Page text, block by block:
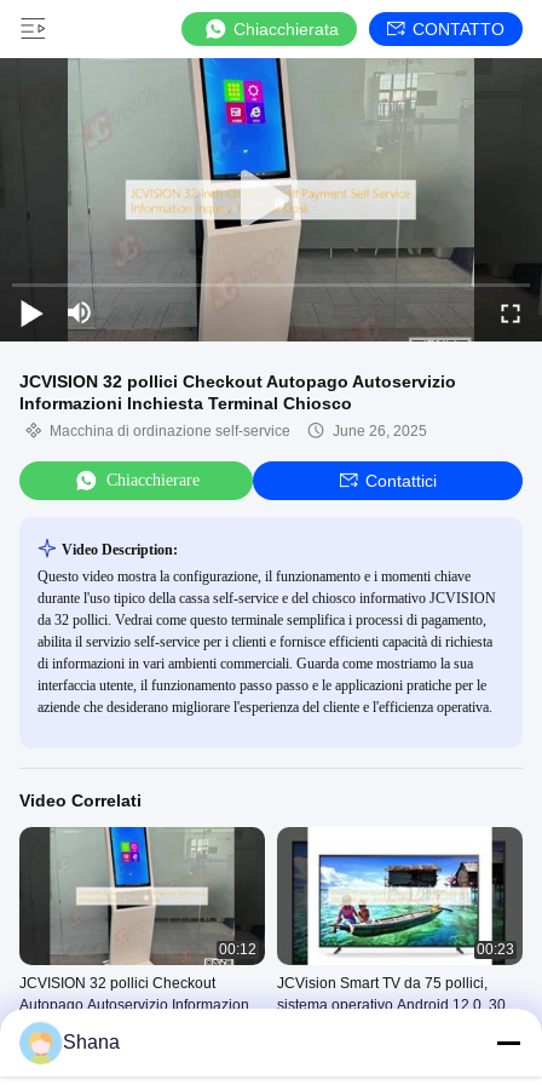
Chiacchierata CONTATTO
JCVISION 32 pollici Checkout Autopago Autoservizio
Informazioni Inchiesta Terminal Chiosco
Macchina di ordinazione self-service June 26, 2025
Chiacchierare Contattici
Video Description:
Questo video mostra la configurazione, il funzionamento e i momenti chiave
durante l'uso tipico della cassa self-service e del chiosco informativo JCVISION
da 32 pollici. Vedrai come questo terminale semplifica i processi di pagamento,
abilita il servizio self-service per i clienti e fornisce efficienti capacità di richiesta
di informazioni in vari ambienti commerciali. Guarda come mostriamo la sua
interfaccia utente, il funzionamento passo passo e le applicazioni pratiche per le
aziende che desiderano migliorare l'esperienza del cliente e l'efficienza operativa.
Video Correlati
00:12
JCVISION 32 pollici Checkout
Autopago Autoservizio Informazioni
Inchiesta Terminal Chiosco
Macchina Di Ordinazione Self-
Service
00:23
JCVision Smart TV da 75 pollici,
sistema operativo Android 12.0, 300
Shana